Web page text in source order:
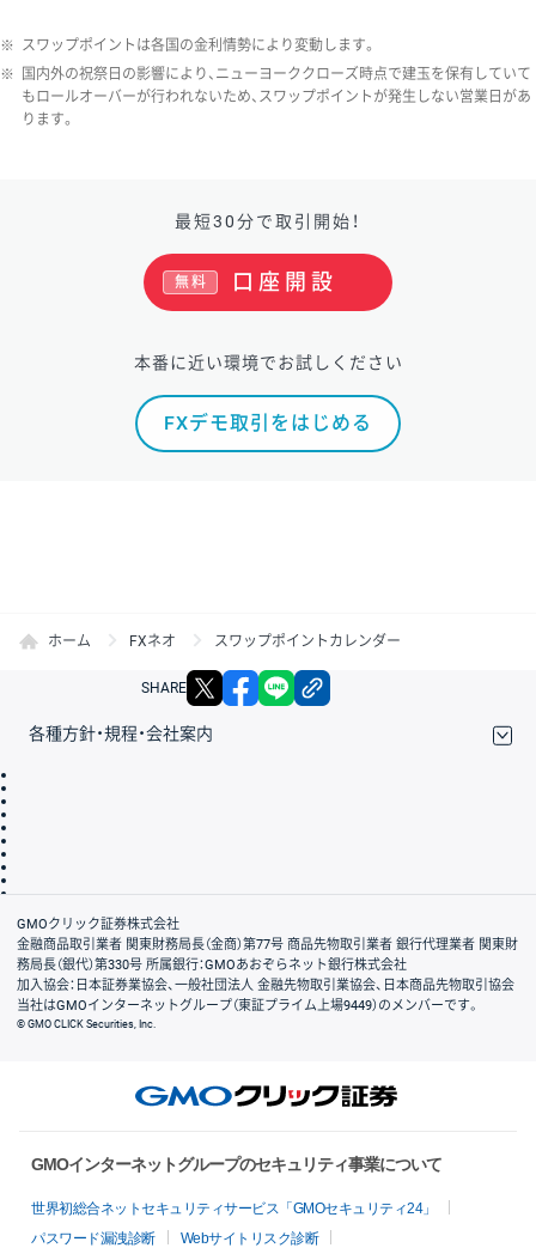
※ スワップポイントは各国の金利情勢により変動します。
※
国内外の祝祭日の影響により、ニューヨーククローズ時点で建玉を保有していて
もロールオーバーが行われないため、スワップポイントが発生しない営業日があ
ります。
最短30分で取引開始！
口座開設
無料
本番に近い環境でお試しください
FXデモ取引をはじめる
ホーム FXネオ スワップポイントカレンダー
SHARE X facebook
各種方針・規程・会社案内
会社案内
GMOクリック証券株式会社
金融商品取引業者 関東財務局長（金商）第77号 商品先物取引業者 銀行代理業者 関東財
務局長（銀代）第330号 所属銀行：GMOあおぞらネット銀行株式会社
加入協会：日本証券業協会、一般社団法人 金融先物取引業協会、日本商品先物取引協会
当社はGMOインターネットグループ（東証プライム上場9449）のメンバーです。
© GMO CLICK Securities, Inc.
GMOインターネットグループのセキュリティ事業について
世界初総合ネットセキュリティサービス「GMOセキュリティ24」
パスワード漏洩診断
Webサイトリスク診断